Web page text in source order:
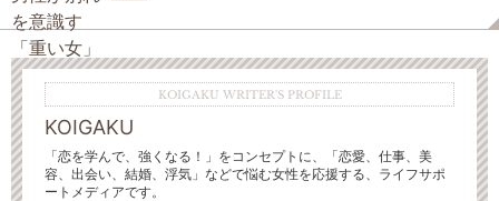
KOIGAKU WRITER'S PROFILE
KOIGAKU
「恋を学んで、強くなる！」をコンセプトに、「恋愛、仕事、美
容、出会い、結婚、浮気」などで悩む女性を応援する、ライフサポ
ートメディアです。